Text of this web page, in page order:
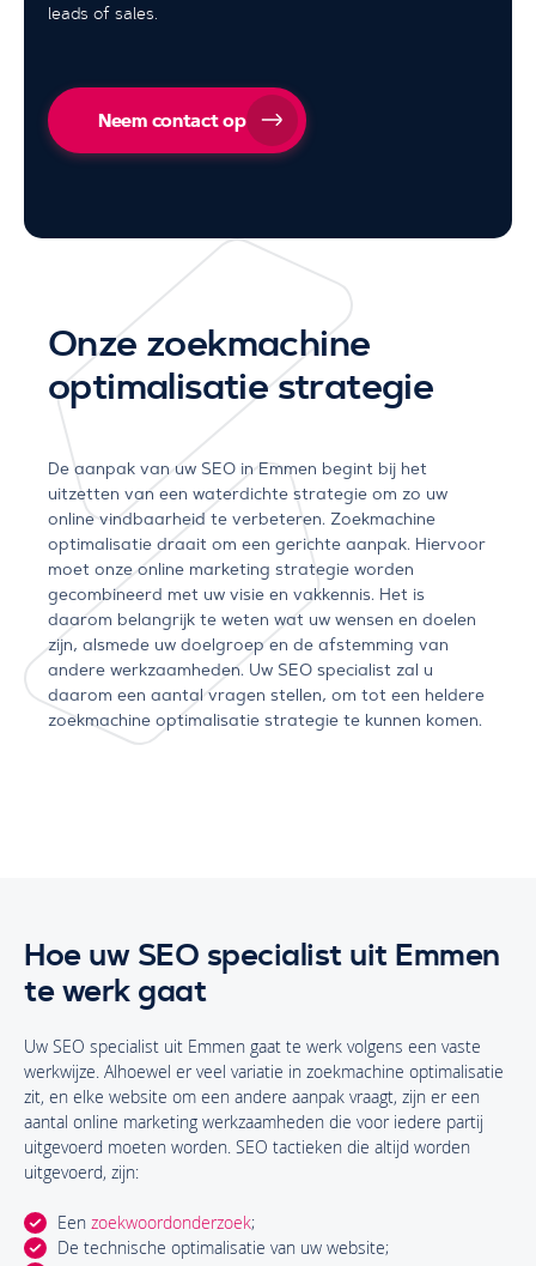
leads of sales.
Neem contact op
Onze zoekmachine
optimalisatie strategie
De aanpak van uw SEO in Emmen begint bij het
uitzetten van een waterdichte strategie om zo uw
online vindbaarheid te verbeteren. Zoekmachine
optimalisatie draait om een gerichte aanpak. Hiervoor
moet onze online marketing strategie worden
gecombineerd met uw visie en vakkennis. Het is
daarom belangrijk te weten wat uw wensen en doelen
zijn, alsmede uw doelgroep en de afstemming van
andere werkzaamheden. Uw SEO specialist zal u
daarom een aantal vragen stellen, om tot een heldere
zoekmachine optimalisatie strategie te kunnen komen.
Hoe uw SEO specialist uit Emmen
te werk gaat
Uw SEO specialist uit Emmen gaat te werk volgens een vaste
werkwijze. Alhoewel er veel variatie in zoekmachine optimalisatie
zit, en elke website om een andere aanpak vraagt, zijn er een
aantal online marketing werkzaamheden die voor iedere partij
uitgevoerd moeten worden. SEO tactieken die altijd worden
uitgevoerd, zijn:
Een zoekwoordonderzoek;
De technische optimalisatie van uw website;